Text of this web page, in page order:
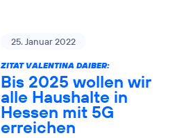
25. Januar 2022
ZITAT VALENTINA DAIBER:
Bis 2025 wollen wir
alle Haushalte in
Hessen mit 5G
erreichen